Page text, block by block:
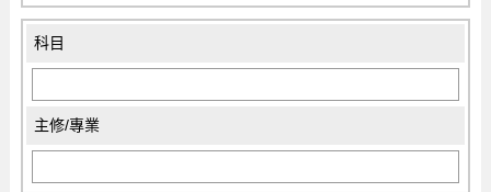
科目
主修/專業